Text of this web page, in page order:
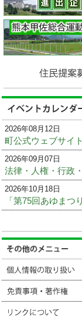
2026年08月12日
町公式ウェブサイ
2026年09月07日
法律・人権・行政
2026年10月18日
「第75回あゆまつり